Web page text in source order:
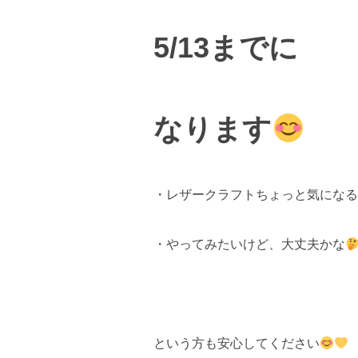
5/13までに
なります
・レザークラフトちょっと気にな
・やってみたいけど、大丈夫かな
という方も安心してください